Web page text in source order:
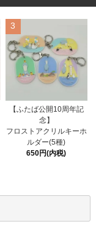
3
【ふたば公開10周年記
念】
フロストアクリルキーホ
ルダー(5種)
650円(内税)